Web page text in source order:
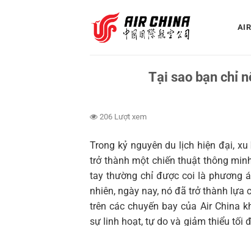
Tại sao bạn chỉ
206 Lượt xem
Trong kỷ nguyên du lịch hiện đại,
trở thành một chiến thuật thông
tay thường chỉ được coi là phương
nhiên, ngày nay, nó đã trở thành lựa
trên các chuyến bay của Air China
sự linh hoạt, tự do và giảm thiểu tối